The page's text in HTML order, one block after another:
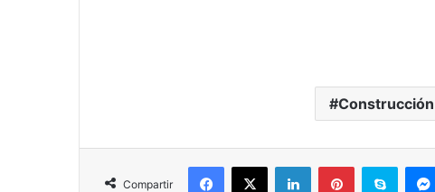
Construcción
Compartir
Facebook
X LinkedInPinterestSkype